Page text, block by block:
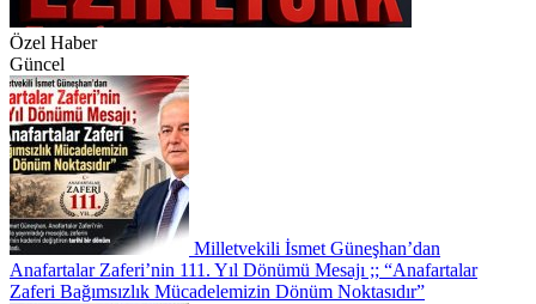
Özel Haber
Güncel
Milletvekili İsmet Güneşhan’dan
Anafartalar Zaferi’nin 111. Yıl Dönümü Mesajı ;; “Anafartalar
Zaferi Bağımsızlık Mücadelemizin Dönüm Noktasıdır”